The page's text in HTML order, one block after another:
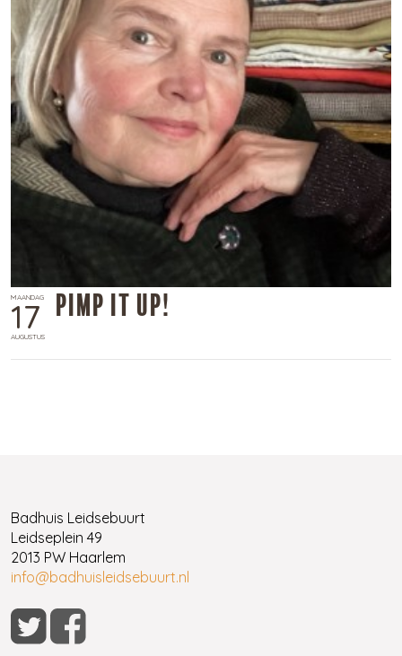
MAANDAG
17
AUGUSTUS
Pimp it up!
Badhuis Leidsebuurt
Leidseplein 49
2013 PW Haarlem
info@badhuisleidsebuurt.nl